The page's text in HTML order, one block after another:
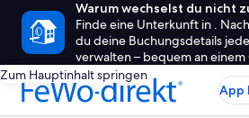
Warum wechselst du nicht
Finde eine Unterkunft in .
du deine Buchungsdetails
verwalten – bequem an einem
Zum Hauptinhalt springen
App